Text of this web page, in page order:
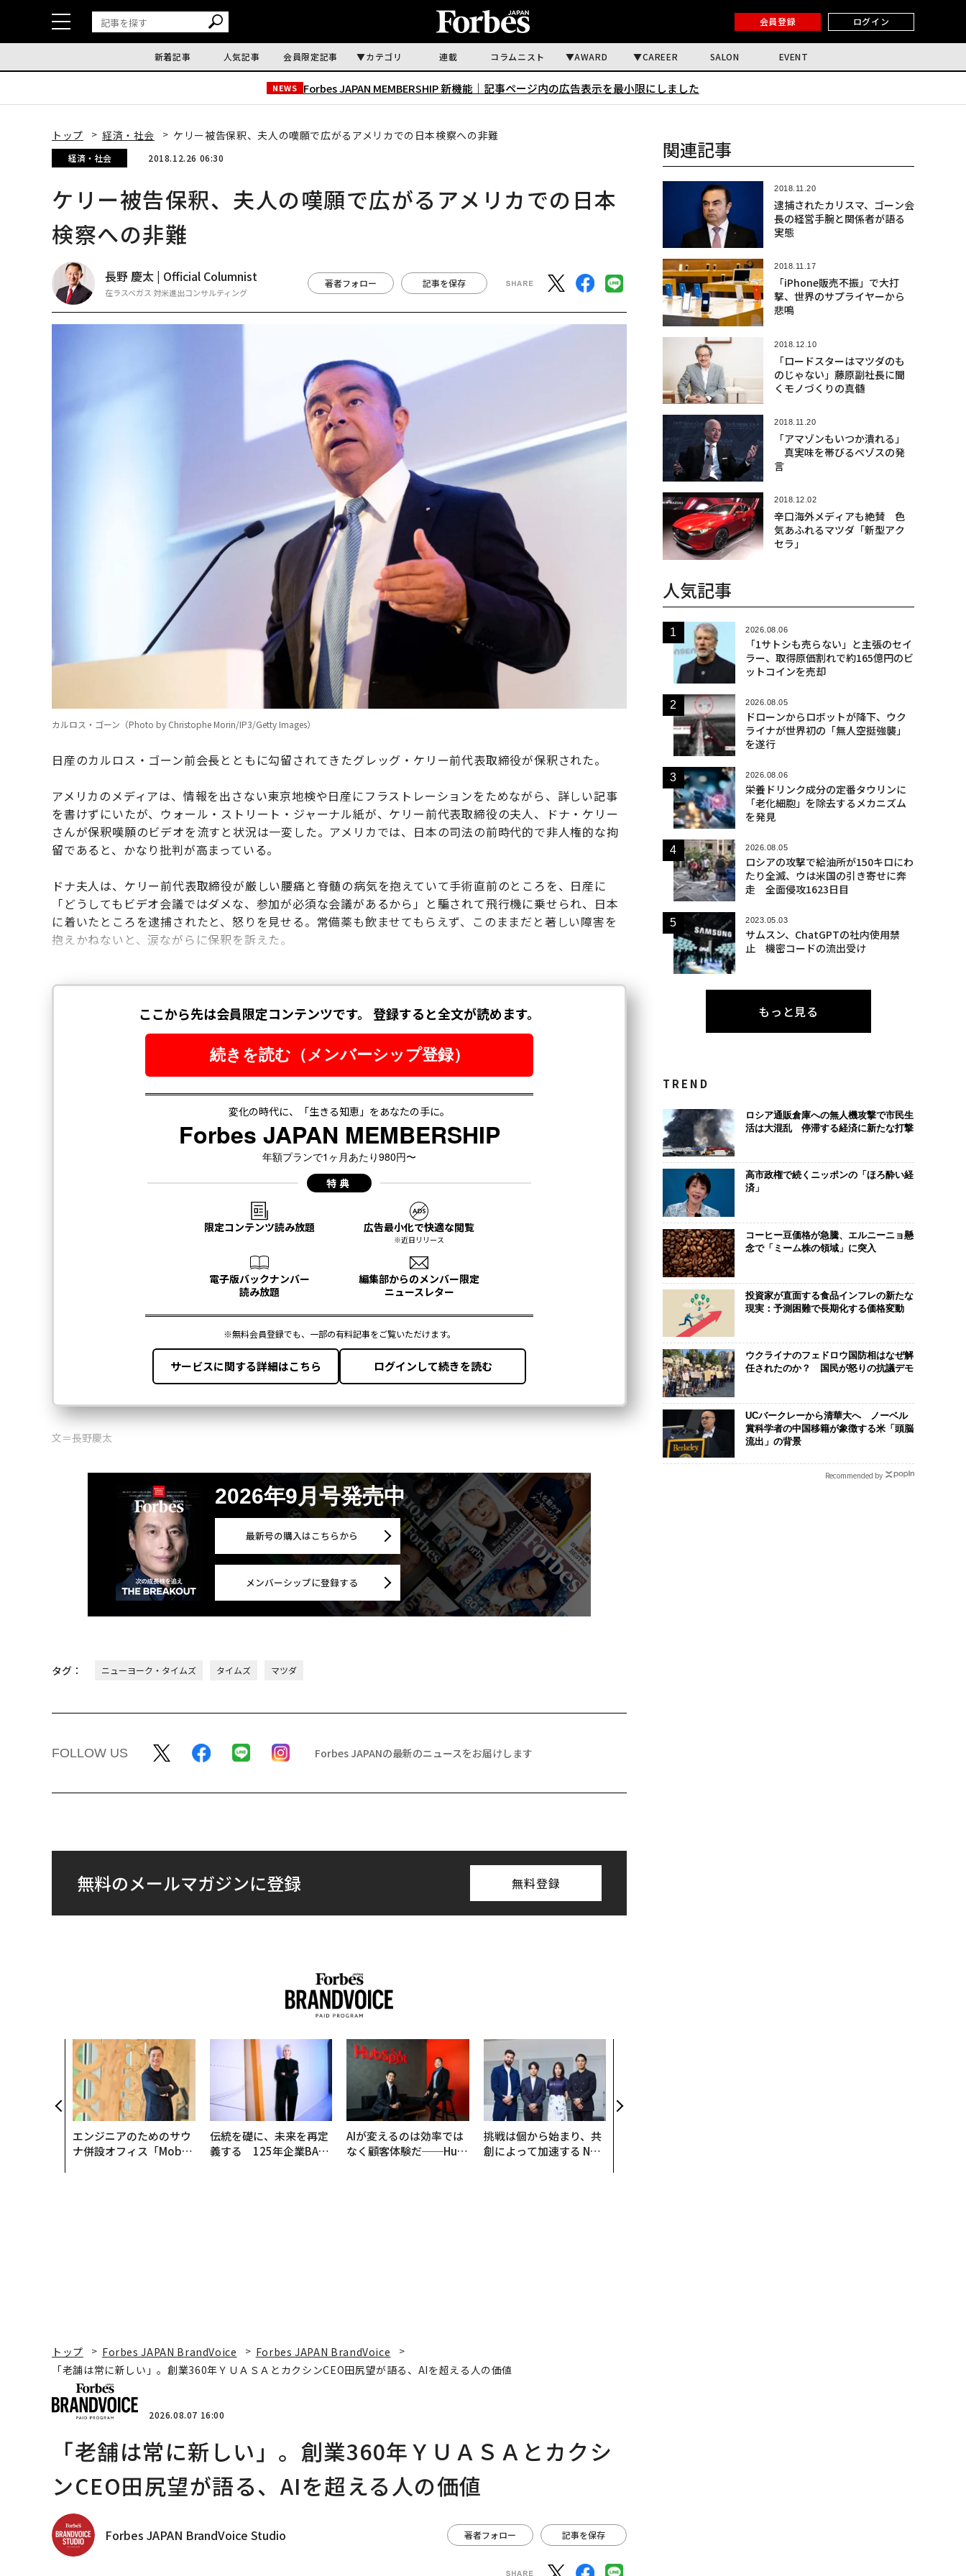
会員登録 ログイン
新着記事 人気記事 会員限定記事 カテゴリ 連載 コラムニスト AWARD CAREER SALON EVENT
NEWS Forbes JAPAN MEMBERSHIP 新機能｜ 記事ページ内の広告表示を最小限にしました
トップ 経済・社会 ケリー被告保釈、夫人の嘆願で広がるアメリカでの日本検察への非難
経済・社会 2018.12.26 06:30
ケリー被告保釈、夫人の嘆願で広がるアメリカでの日本
検察への非難
長野 慶太 | Official Columnist
在ラスベガス 対米進出コンサルティング
著者フォロー 記事を保存
カルロス・ゴーン（Photo by Christophe Morin/IP3/Getty Images）
日産のカルロス・ゴーン前会長とともに勾留されてきたグレッグ・ケリー前代表取締役が保釈された。
アメリカのメディアは、情報を出さない東京地検や日産にフラストレーションをためながら、詳しい記事
を書けずにいたが、ウォール・ストリート・ジャーナル紙が、ケリー前代表取締役の夫人、ドナ・ケリー
さんが保釈嘆願のビデオを流すと状況は一変した。アメリカでは、日本の司法の前時代的で非人権的な拘
留であると、かなり批判が高まっている。
ドナ夫人は、ケリー前代表取締役が厳しい腰痛と脊髄の病気を抱えていて手術直前のところを、日産に
「どうしてもビデオ会議ではダメな、参加が必須な会議があるから」と騙されて飛行機に乗せられ、日本
に着いたところを逮捕されたと、怒りを見せる。常備薬も飲ませてもらえず、このままだと著しい障害を
抱えかねないと、涙ながらに保釈を訴えた。
文＝長野慶太
2026年9月号発売中
最新号の購入はこちらから
メンバーシップに登録する
タグ： ニューヨーク・タイムズ タイムズ マツダ
FOLLOW US Forbes JAPANの最新のニュースをお届けします
無料のメールマガジンに登録 無料登録
エンジニアのためのサウ
ナ併設オフィス「Mobiu
伝統を礎に、未来を再定
義する 125年企業BAT
AIが変えるのは効率では
なく顧客体験だ──Hub
挑戦は個から始まり、共
創によって加速する NOR
関連記事
2018.11.20
逮捕されたカリスマ、ゴーン会
長の経営手腕と関係者が語る
実態
2018.11.17
「iPhone販売不振」で大打
撃、世界のサプライヤーから
悲鳴
2018.12.10
「ロードスターはマツダのも
のじゃない」藤原副社長に聞
くモノづくりの真髄
2018.11.20
「アマゾンもいつか潰れる」
真実味を帯びるベゾスの発
言
2018.12.02
辛口海外メディアも絶賛 色
気あふれるマツダ「新型アク
セラ」
人気記事
2026.08.06
「1サトシも売らない」と主張のセイ
ラー、取得原価割れで約165億円のビ
ットコインを売却
2026.08.05
ドローンからロボットが降下、ウク
ライナが世界初の「無人空挺強襲」
を遂行
2026.08.06
栄養ドリンク成分の定番タウリンに
「老化細胞」を除去するメカニズム
を発見
2026.08.05
ロシアの攻撃で給油所が150キロにわ
たり全滅、ウは米国の引き寄せに奔
走 全面侵攻1623日目
2023.05.03
サムスン、ChatGPTの社内使用禁
止 機密コードの流出受け
もっと見る
TREND
ロシア通販倉庫への無人機攻撃で市民生
活は大混乱 停滞する経済に新たな打撃
高市政権で続くニッポンの「ほろ酔い経
済」
コーヒー豆価格が急騰、エルニーニョ懸
念で「ミーム株の領域」に突入
投資家が直面する食品インフレの新たな
現実：予測困難で長期化する価格変動
ウクライナのフェドロウ国防相はなぜ解
任されたのか？ 国民が怒りの抗議デモ
UCバークレーから清華大へ ノーベル
賞科学者の中国移籍が象徴する米「頭脳
流出」の背景
Recommended by
トップ Forbes JAPAN BrandVoice
Forbes JAPAN BrandVoice
「老舗は常に新しい」。創業360年ＹＵＡＳＡとカクシンCEO田尻望が語る、AIを超える人の価値
2026.08.07 16:00
「老舗は常に新しい」。創業360年ＹＵＡＳＡとカクシ
ンCEO田尻望が語る、AIを超える人の価値
Forbes JAPAN BrandVoice Studio 著者フォロー 記事を保存